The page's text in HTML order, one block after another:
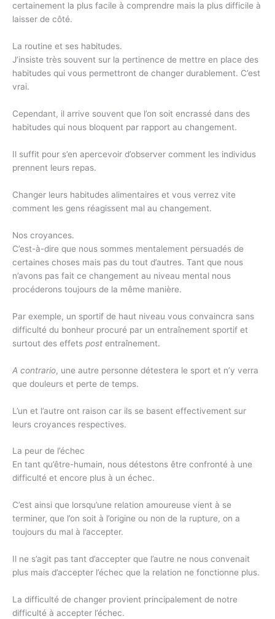
certainement la plus facile à comprendre mais la plus difficile à
laisser de côté.
La routine et ses habitudes.
J’insiste très souvent sur la pertinence de mettre en place des
habitudes qui vous permettront de changer durablement. C’est
vrai.
Cependant, il arrive souvent que l’on soit encrassé dans des
habitudes qui nous bloquent par rapport au changement.
Il suffit pour s’en apercevoir d’observer comment les individus
prennent leurs repas.
Changer leurs habitudes alimentaires et vous verrez vite
comment les gens réagissent mal au changement.
Nos croyances.
C’est-à-dire que nous sommes mentalement persuadés de
certaines choses mais pas du tout d’autres. Tant que nous
n’avons pas fait ce changement au niveau mental nous
procéderons toujours de la même manière.
Par exemple, un sportif de haut niveau vous convaincra sans
difficulté du bonheur procuré par un entraînement sportif et
surtout des effets post entraînement.
A contrario, une autre personne détestera le sport et n’y verra
que douleurs et perte de temps.
L’un et l’autre ont raison car ils se basent effectivement sur
leurs croyances respectives.
La peur de l’échec
En tant qu’être-humain, nous détestons être confronté à une
difficulté et encore plus à un échec.
C’est ainsi que lorsqu’une relation amoureuse vient à se
terminer, que l’on soit à l’origine ou non de la rupture, on a
toujours du mal à l’accepter.
Il ne s’agit pas tant d’accepter que l’autre ne nous convenait
plus mais d’accepter l’échec que la relation ne fonctionne plus.
La difficulté de changer provient principalement de notre
difficulté à accepter l’échec.